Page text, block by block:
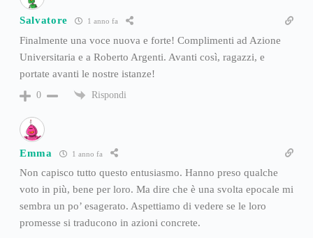
Salvatore 1 anno fa
Finalmente una voce nuova e forte! Complimenti ad Azione
Universitaria e a Roberto Argenti. Avanti così, ragazzi, e
portate avanti le nostre istanze!
0 Rispondi
Emma 1 anno fa
Non capisco tutto questo entusiasmo. Hanno preso qualche
voto in più, bene per loro. Ma dire che è una svolta epocale mi
sembra un po’ esagerato. Aspettiamo di vedere se le loro
promesse si traducono in azioni concrete.